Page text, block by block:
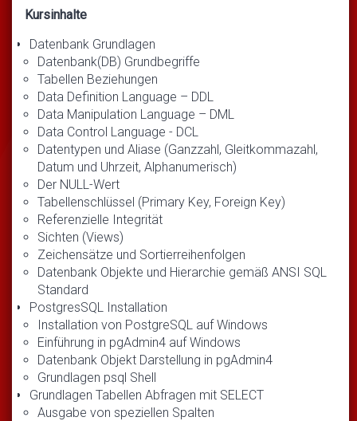
Kursinhalte
Datenbank Grundlagen
Datenbank(DB) Grundbegriffe
Tabellen Beziehungen
Data Definition Language – DDL
Data Manipulation Language – DML
Data Control Language - DCL
Datentypen und Aliase (Ganzzahl, Gleitkommazahl,
Datum und Uhrzeit, Alphanumerisch)
Der NULL-Wert
Tabellenschlüssel (Primary Key, Foreign Key)
Referenzielle Integrität
Sichten (Views)
Zeichensätze und Sortierreihenfolgen
Datenbank Objekte und Hierarchie gemäß ANSI SQL
Standard
PostgresSQL Installation
Installation von PostgreSQL auf Windows
Einführung in pgAdmin4 auf Windows
Datenbank Objekt Darstellung in pgAdmin4
Grundlagen psql Shell
Grundlagen Tabellen Abfragen mit SELECT
Ausgabe von speziellen Spalten